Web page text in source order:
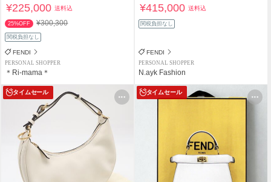
¥225,000送料込
25%OFF ¥300,300
関税負担なし
FENDI
PERSONAL SHOPPER
＊Ri-mama＊
¥415,000送料込
関税負担なし
FENDI
PERSONAL SHOPPER
N.ayk Fashion
タイムセール タイムセール